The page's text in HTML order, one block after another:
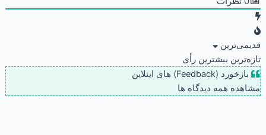
قدیمی‌ترین
تازه‌ترین بیشترین رأی
بازخورد (Feedback) های اینلاین
مشاهده همه دیدگاه ها